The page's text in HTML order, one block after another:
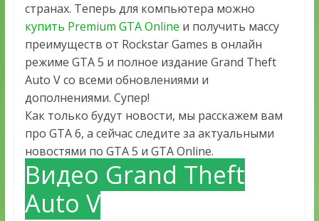
странах. Теперь для компьютера можно
купить Premium GTA Online и получить массу
преимуществ от Rockstar Games в онлайн
режиме GTA 5 и полное издание Grand Theft
Auto V со всеми обновлениями и
дополнениями. Супер!
Как только будут новости, мы расскажем вам
про GTA 6, а сейчас следите за актуальными
новостями по GTA 5 и GTA Online.
Видео Grand Theft
Auto V